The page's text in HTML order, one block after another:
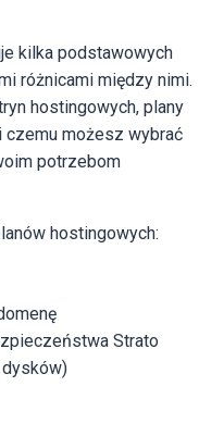
kilka podstawowych
różnicami między nimi.
hostingowych, plany
czemu możesz wybrać
potrzebom
hostingowych:
Strato